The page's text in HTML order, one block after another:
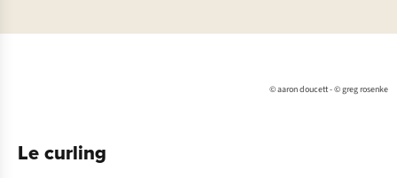
© aaron doucett - © greg rosenke
Le curling